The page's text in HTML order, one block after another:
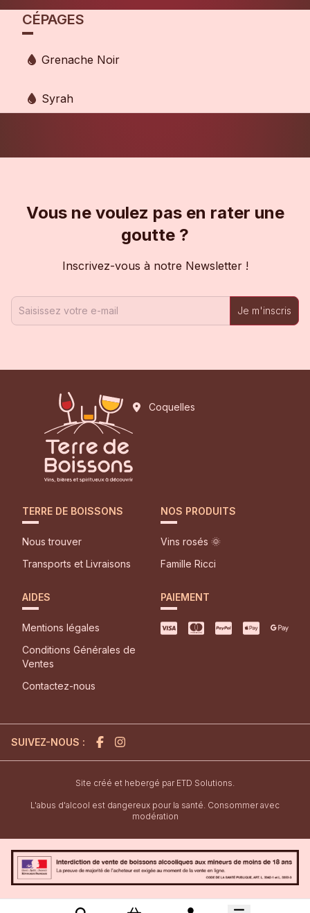
CÉPAGES
Grenache Noir
Syrah
Vous ne voulez pas en rater une
goutte ?
Inscrivez-vous à notre Newsletter !
Je m'inscris
Coquelles
TERRE DE BOISSONS
Nous trouver
Transports et Livraisons
NOS PRODUITS
Vins rosés 🌞
Famille Ricci
AIDES
Mentions légales
Conditions Générales de
Ventes
Contactez-nous
PAIEMENT
SUIVEZ-NOUS :
Site créé et hebergé parl'agence de création de site
ETD Solutions.
L'abus d'alcool est dangereux pour la santé. Consommer avec
modération